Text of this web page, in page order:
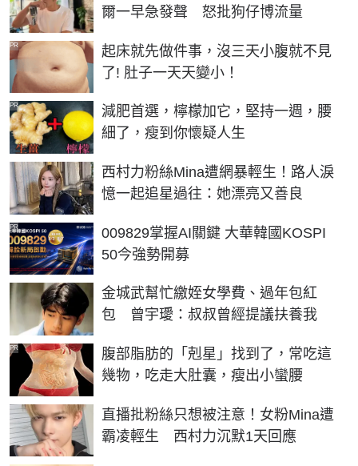
爾一早急發聲 怒批狗仔博流量
起床就先做件事，沒三天小腹就不見
了! 肚子一天天變小！
PR
減肥首選，檸檬加它，堅持一週，腰
細了，瘦到你懷疑人生
PR
西村力粉絲Mina遭網暴輕生！路人淚
憶一起追星過往：她漂亮又善良
009829掌握AI關鍵 大華韓國KOSPI
50今強勢開募
PR
金城武幫忙繳姪女學費、過年包紅
包 曾宇璦：叔叔曾經提議扶養我
腹部脂肪的「剋星」找到了，常吃這
幾物，吃走大肚囊，瘦出小蠻腰
PR
直播批粉絲只想被注意！女粉Mina遭
霸凌輕生 西村力沉默1天回應